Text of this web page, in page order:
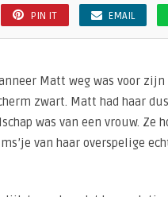
PIN IT EMAIL
Matt weg was voor zijn
zwart. Matt had haar
was van een vrouw. Ze
van haar overspelige